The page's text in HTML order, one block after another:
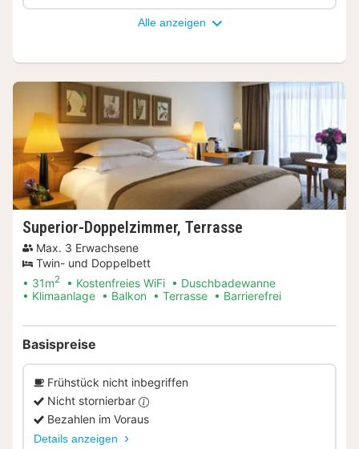
Alle anzeigen
Superior-Doppelzimmer, Terrasse
Max. 3 Erwachsene
Twin- und Doppelbett
31m2 Kostenfreies WiFi
Duschbadewanne
Klimaanlage
Balkon Terrasse Barrierefrei
Basispreise
Frühstück nicht inbegriffen
Nicht stornierbar
Bezahlen im Voraus
Details anzeigen